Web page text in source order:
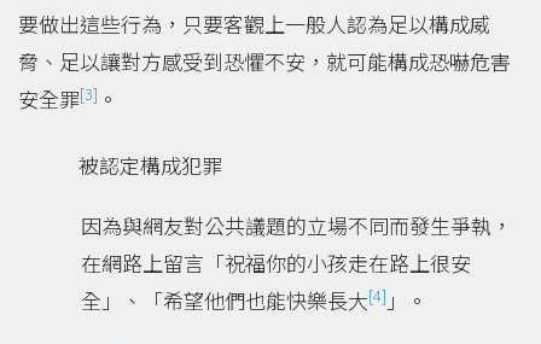
要做出這些行為，只要客觀上一般人認為足以構成威
脅、足以讓對方感受到恐懼不安，就可能構成恐嚇危害
安全罪[3] 。
被認定構成犯罪
因為與網友對公共議題的立場不同而發生爭執，
在網路上留言「祝福你的小孩走在路上很安
全」、「希望他們也能快樂長大[4] 」。